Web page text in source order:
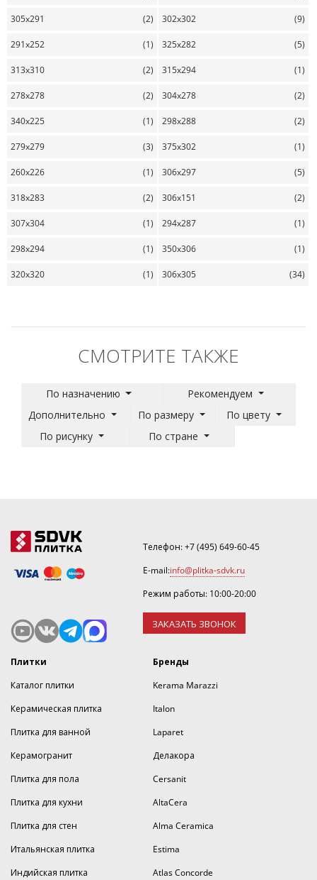
305x291 (2) 302x302 (9)
291x252 (1) 325x282 (5)
313x310 (2) 315x294 (1)
278x278 (2) 304x278 (2)
340x225 (1) 298x288 (2)
279x279 (3) 375x302 (1)
260x226 (1) 306x297 (5)
318x283 (2) 306x151 (2)
307x304 (1) 294x287 (1)
298x294 (1) 350x306 (1)
320x320 (1) 306x305 (34)
СМОТРИТЕ ТАКЖЕ
По назначению
Рекомендуем
Дополнительно
По размеру
По цвету
По рисунку
По стране
Телефон:+7 (495) 649-60-45
E-mail:info@plitka-sdvk.ru
Режим работы: 10:00-20:00
ЗАКАЗАТЬ ЗВОНОК
Плитки
Каталог плитки
Керамическая плитка
Плитка для ванной
Керамогранит
Плитка для пола
Плитка для кухни
Плитка для стен
Итальянская плитка
Индийская плитка
Бренды
Kerama Marazzi
Italon
Laparet
Делакора
Cersanit
AltaCera
Alma Ceramica
Estima
Atlas Concorde